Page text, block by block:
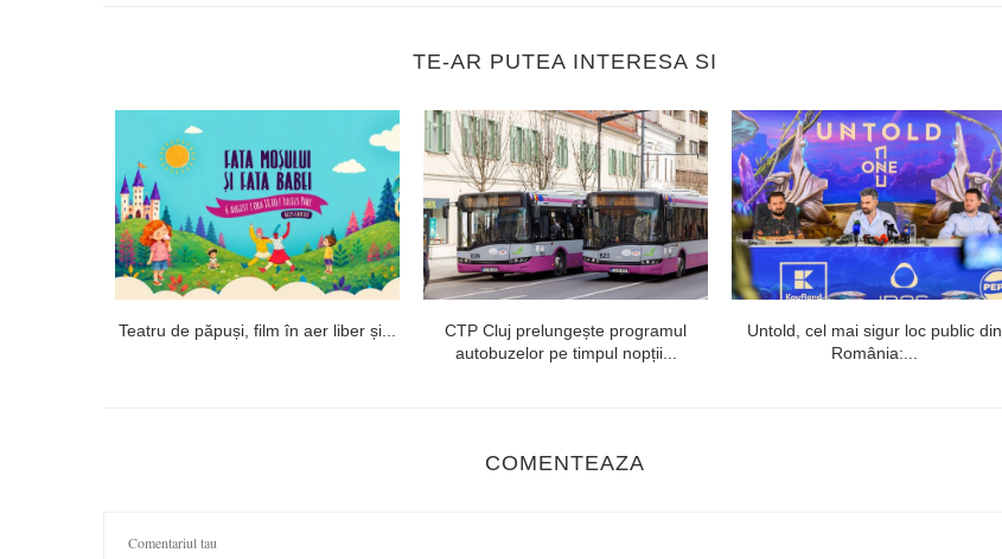
TE-AR PUTEA INTERESA SI
Teatru de păpuși, film în aer liber și...
CTP Cluj prelungește programul
autobuzelor pe timpul nopții...
Untold, cel mai sigur loc public din
România:...
COMENTEAZA